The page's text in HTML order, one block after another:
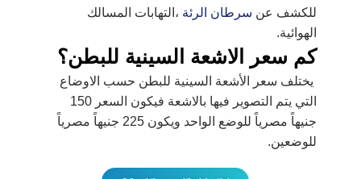
للكشف عن سرطان الرئة ،التهابات المسالك
الهوائية.
كم سعر الاشعة السينية للبطن؟
يختلف سعر الأشعة السينية للبطن حسب الاوضاع
التي يتم التصوير فيها بالاشعة فيكون السعر 150
جنيهاً مصرياً للوضع الواحد ويكون 225 جنيهاً مصرياً
للوضعين.